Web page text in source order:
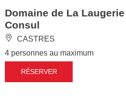
Domaine de La
Consul
CASTRES
4 personnes au maximum
RÉSERVER